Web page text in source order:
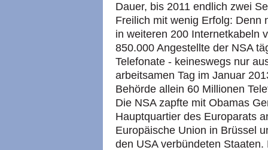
Dauer, bis 2011 endlich zwei
Freilich mit wenig Erfolg: Denn
in weiteren 200 Internetkabeln
850.000 Angestellte der NSA
Telefonate - keineswegs nur
arbeitsamen Tag im Januar
Behörde allein 60 Millionen
Die NSA zapfte mit Obamas
Hauptquartier des Europarats
Europäische Union in Brüssel
den USA verbündeten